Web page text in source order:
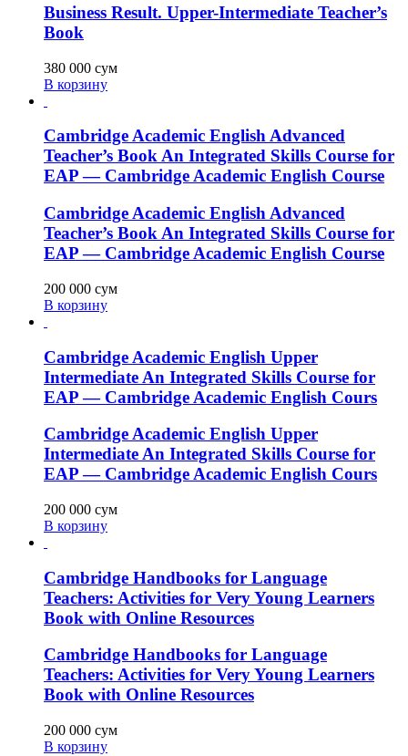
Business Result. Upper-Intermediate Teacher’s
Book
380 000 сум
В корзину
Cambridge Academic English Advanced
Teacher’s Book An Integrated Skills Course for
EAP — Cambridge Academic English Course
Cambridge Academic English Advanced
Teacher’s Book An Integrated Skills Course for
EAP — Cambridge Academic English Course
200 000 сум
В корзину
Cambridge Academic English Upper
Intermediate An Integrated Skills Course for
EAP — Cambridge Academic English Cours
Cambridge Academic English Upper
Intermediate An Integrated Skills Course for
EAP — Cambridge Academic English Cours
200 000 сум
В корзину
Cambridge Handbooks for Language
Teachers: Activities for Very Young Learners
Book with Online Resources
Cambridge Handbooks for Language
Teachers: Activities for Very Young Learners
Book with Online Resources
200 000 сум
В корзину